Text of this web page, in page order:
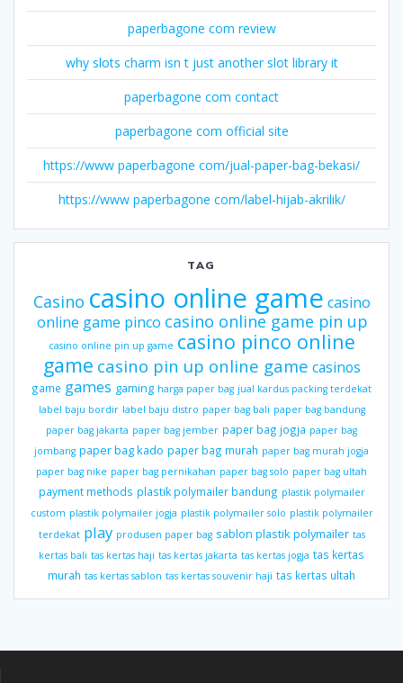
paperbagone com review
why slots charm isn t just another slot library it
paperbagone com contact
paperbagone com official site
https://www paperbagone com/jual-paper-bag-bekasi/
https://www paperbagone com/label-hijab-akrilik/
TAG
Casino casino online game casino
online game pinco casino online game pin up
casino online pin up game casino pinco online
game casino pin up online game casinos
game games gaming harga paper bag jual kardus packing terdekat
label baju bordir label baju distro paper bag bali paper bag bandung
paper bag jakarta paper bag jember paper bag jogja paper bag
jombang paper bag kado paper bag murah paper bag murah jogja
paper bag nike paper bag pernikahan paper bag solo paper bag ultah
payment methods plastik polymailer bandung plastik polymailer
custom plastik polymailer jogja plastik polymailer solo plastik polymailer
terdekat play produsen paper bag sablon plastik polymailer tas
kertas bali tas kertas haji tas kertas jakarta tas kertas jogja tas kertas
murah tas kertas sablon tas kertas souvenir haji tas kertas ultah